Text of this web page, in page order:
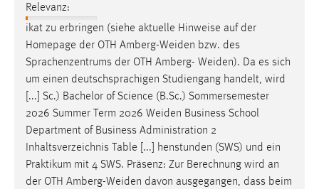
Relevanz:
ikat zu erbringen (siehe aktuelle Hinweise auf der
Homepage der OTH Amberg-Weiden bzw. des
Sprachenzentrums der OTH Amberg- Weiden). Da es sich
um einen deutschsprachigen Studiengang handelt, wird
[...] Sc.) Bachelor of Science (B.Sc.) Sommersemester
2026 Summer Term 2026 Weiden Business School
Department of Business Administration 2
Inhaltsverzeichnis Table [...] henstunden (SWS) und ein
Praktikum mit 4 SWS. Präsenz: Zur Berechnung wird an
der OTH Amberg-Weiden davon ausgegangen, dass beim